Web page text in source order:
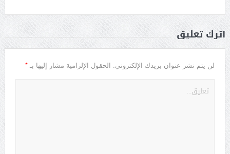
أترك تعليق
لن يتم نشر عنوان بريدك الإلكتروني. الحقول الإلزامية مشار إليها بـ *